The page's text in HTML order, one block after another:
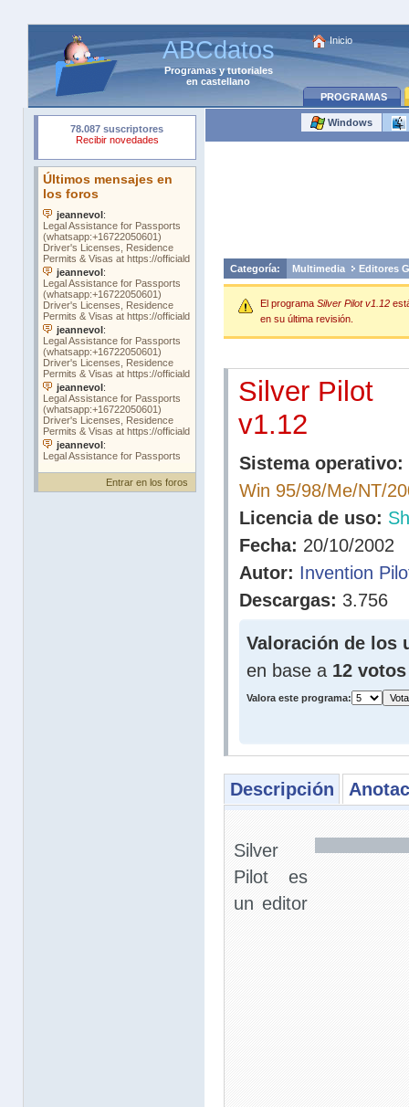
ABCdatos
Programasytutoriales
en castellano
Inicio
PROGRAMAS
Entrar en los foros
Windows
Categoría: Multimedia Editores
El programa Silver Pilot v1.12
en su última revisión.
Silver Pilot
v1.12
Sistema operativo:
Win 95/98/Me/NT/
Licencia de uso:
Fecha: 20/10/2002
Autor: Invention
Descargas: 3.756
Valoración de los
en base a 12 votos
Valora este programa:
Descripción
Silver
Pilot es
un editor